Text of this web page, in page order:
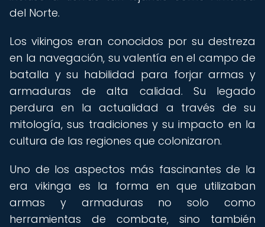
del Norte.
Los vikingos eran conocidos por su destreza
en la navegación, su valentía en el campo de
batalla y su habilidad para forjar armas y
armaduras de alta calidad. Su legado
perdura en la actualidad a través de su
mitología, sus tradiciones y su impacto en la
cultura de las regiones que colonizaron.
Uno de los aspectos más fascinantes de la
era vikinga es la forma en que utilizaban
armas y armaduras no solo como
herramientas de combate, sino también